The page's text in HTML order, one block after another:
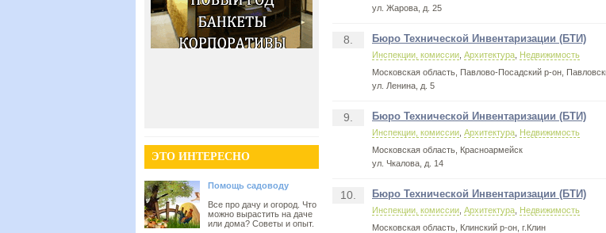
ЭТО ИНТЕРЕСНО
Помощь садоводу
Все про дачу и огород. Что
можно вырастить на даче
или дома? Советы и опыт.
ул. Жарова, д. 25
8. Бюро Технической Инвентаризации (БТИ)
Инспекции, комиссии Архитектура Недвижимость
Московская область, Павлово-Посадский р-он,
ул. Ленина, д. 5
9. Бюро Технической Инвентаризации (БТИ)
Инспекции, комиссии Архитектура Недвижимость
Московская область, Красноармейск
ул. Чкалова, д. 14
10. Бюро Технической Инвентаризации (БТИ)
Инспекции, комиссии Архитектура Недвижимость
Московская область, Клинский р-он, г.Клин